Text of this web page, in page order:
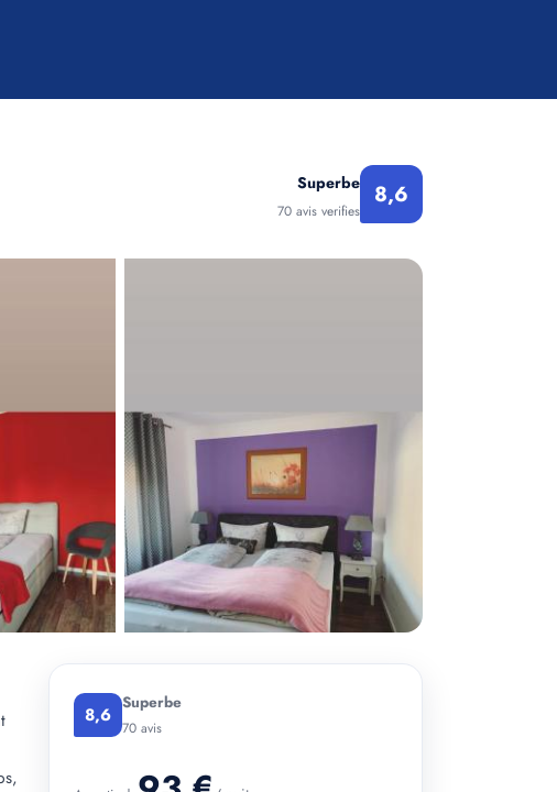
Superbe
70 avis verifies
8,6
8,6 Superbe
70 avis